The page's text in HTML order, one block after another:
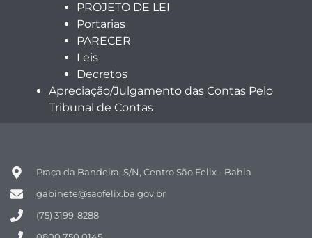
PROJETO DE LEI
Portarias
PARECER
Leis
Decretos
Apreciação/Julgamento das Contas Pelo
Tribunal de Contas
Praça da Bandeira, S/N, Centro São Felix - Bahia
gabinete@saofelix.ba.gov.br
(75) 3199-8288